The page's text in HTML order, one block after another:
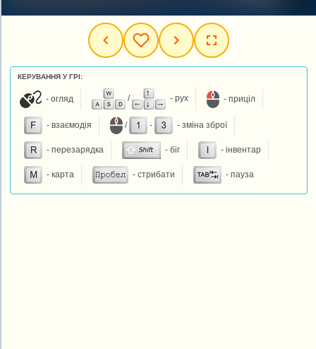
КЕРУВАННЯ У ГРІ:
- огляд / - рух - приціл
- взаємодія / - - зміна зброї
- перезарядка - біг - інвентар
- карта - стрибати - пауза